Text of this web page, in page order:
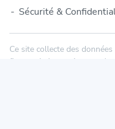
Sécurité &
Ce site collecte des
fins statistiques. Aucune